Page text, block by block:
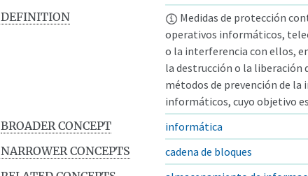
DEFINITION
Medidas de protección
operativos informáticos,
o la interferencia con ellos,
la destrucción o la liberación
métodos de prevención de
informáticos, cuyo objetivo
BROADER CONCEPT
informática
NARROWER CONCEPTS
cadena de bloques